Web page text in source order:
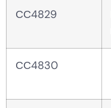
СС4829
СС4830